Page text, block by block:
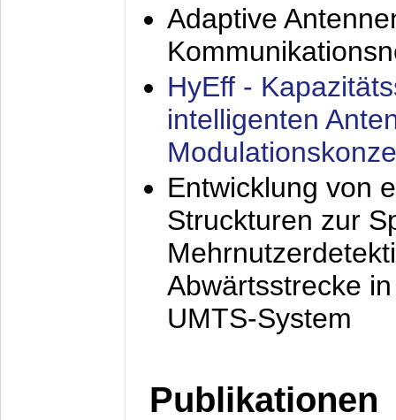
Adaptive
HyEff -
intelligenten
Entwicklung von
Struckturen zur
Abwärtsstrecke
UMTS-System
Publikationen